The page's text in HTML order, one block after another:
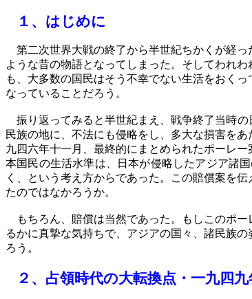
１、 はじめに
第二次世界大戦の終了から半世紀ちかくが経っ
ような昔の物語となってしまった。そしてわれ
も、大多数の国民はそう不幸でない生活をおく
なっていることだろう。
振り返ってみると半世紀まえ、戦争終了当時の
民族の地に、不法にも侵略をし、多大な損害を
九四六年十一月、最終的にまとめられたポーレ
本国民の生活水準は、日本が侵略したアジア諸
く、という考え方からであった。この賠償案を
たのではなかろうか。
もちろん、賠償は当然であった。もしこのポー
るかに真摯な気持ちで、アジアの国々、諸民族
ろう。
２、 占領時代の大転換点 ・一九四